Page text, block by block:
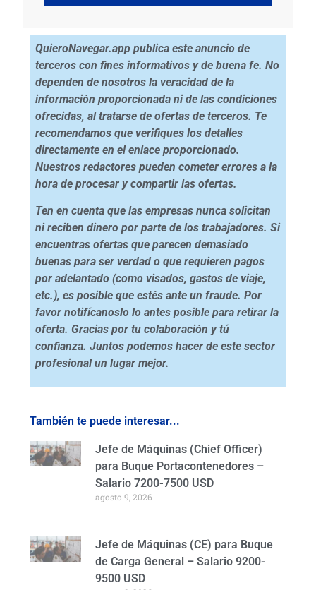
QuieroNavegar.app publica este anuncio de
terceros con fines informativos y de buena fe. No
dependen de nosotros la veracidad de la
información proporcionada ni de las condiciones
ofrecidas, al tratarse de ofertas de terceros. Te
recomendamos que verifiques los detalles
directamente en el enlace proporcionado.
Nuestros redactores pueden cometer errores a la
hora de procesar y compartir las ofertas.
Ten en cuenta que las empresas nunca solicitan
ni reciben dinero por parte de los trabajadores. Si
encuentras ofertas que parecen demasiado
buenas para ser verdad o que requieren pagos
por adelantado (como visados, gastos de viaje,
etc.), es posible que estés ante un fraude. Por
favor notifícanoslo lo antes posible para retirar la
oferta. Gracias por tu colaboración y tú
confianza. Juntos podemos hacer de este sector
profesional un lugar mejor.
También te puede interesar...
Jefe de Máquinas (Chief Officer)
para Buque Portacontenedores –
Salario 7200-7500 USD
agosto 9, 2026
Jefe de Máquinas (CE) para Buque
de Carga General – Salario 9200-
9500 USD